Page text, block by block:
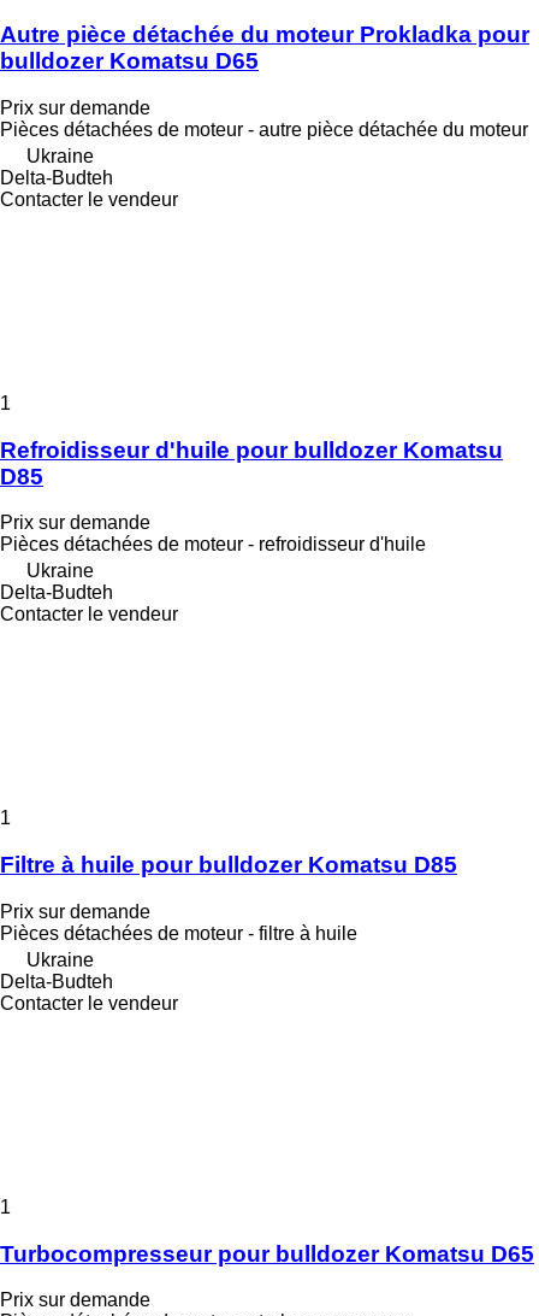
Autre pièce détachée du moteur Prokladka pour
bulldozer Komatsu D65
Prix sur demande
Pièces détachées de moteur - autre pièce détachée du moteur
Ukraine
Delta-Budteh
Contacter le vendeur
1
Refroidisseur d'huile pour bulldozer Komatsu
D85
Prix sur demande
Pièces détachées de moteur - refroidisseur d'huile
Ukraine
Delta-Budteh
Contacter le vendeur
1
Filtre à huile pour bulldozer Komatsu D85
Prix sur demande
Pièces détachées de moteur - filtre à huile
Ukraine
Delta-Budteh
Contacter le vendeur
1
Turbocompresseur pour bulldozer Komatsu D65
Prix sur demande